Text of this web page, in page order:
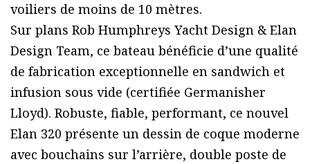
voiliers de moins de 10 mètres.
Sur plans Rob Humphreys Yacht Design & Elan
Design Team, ce bateau bénéficie d’une qualité
de fabrication exceptionnelle en sandwich et
infusion sous vide (certifiée Germanisher
Lloyd). Robuste, fiable, performant, ce nouvel
Elan 320 présente un dessin de coque moderne
avec bouchains sur l’arrière, double poste de